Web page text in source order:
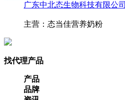
广东中北态生物科技有限公司
主营：态当佳营养奶粉
找代理产品
产品
品牌